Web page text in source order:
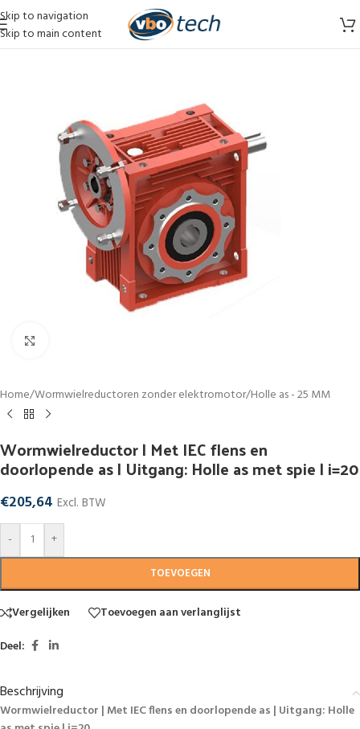
Skip to navigation
Skip to main content
Home/Wormwielreductoren zonder elektromotor/Holle as - 25 MM
Wormwielreductor | Met IEC flens en
doorlopende as | Uitgang: Holle as met spie | i=20
€205,64 Excl. BTW
-
+
TOEVOEGEN
Vergelijken
Toevoegen aan verlanglijst
Deel:
Beschrijving
Wormwielreductor | Met IEC flens en doorlopende as | Uitgang: Holle